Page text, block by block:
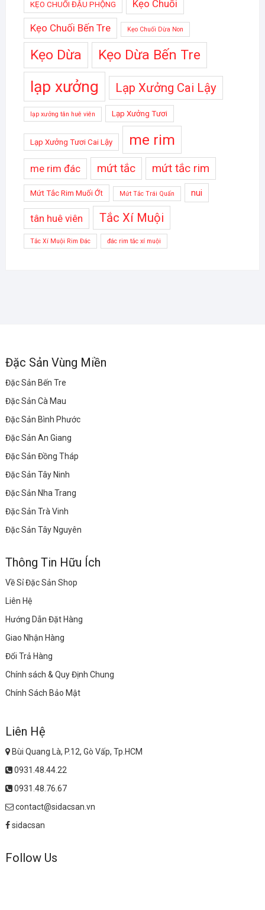
KẸO CHUỐI ĐẬU PHỘNG Kẹo Chuối
Kẹo Chuối Bến Tre Kẹo Chuối Dừa Non
Kẹo Dừa Kẹo Dừa Bến Tre
lạp xưởng Lạp Xưởng Cai Lậy
lạp xưởng tân huê viên Lạp Xưởng Tươi
Lạp Xưởng Tươi Cai Lậy me rim
me rim đác mứt tắc mứt tắc rim
Mứt Tắc Rim Muối Ớt Mứt Tắc Trái Quấn nui
tân huê viên Tắc Xí Muội
Tắc Xí Muội Rim Đác đác rim tắc xí muội
Đặc Sản Vùng Miền
Đặc Sản Bến Tre
Đặc Sản Cà Mau
Đặc Sản Bình Phước
Đặc Sản An Giang
Đặc Sản Đồng Tháp
Đặc Sản Tây Ninh
Đặc Sản Nha Trang
Đặc Sản Trà Vinh
Đặc Sản Tây Nguyên
Thông Tin Hữu Ích
Về Sỉ Đặc Sản Shop
Liên Hệ
Hướng Dẫn Đặt Hàng
Giao Nhận Hàng
Đổi Trả Hàng
Chính sách & Quy Định Chung
Chính Sách Bảo Mật
Liên Hệ
Bùi Quang Là, P.12, Gò Vấp, Tp.HCM
0931.48.44.22
0931.48.76.67
contact@sidacsan.vn
sidacsan
Follow Us